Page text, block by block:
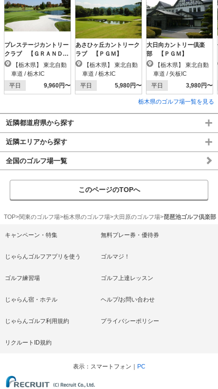
プレステージカントリー
クラブ 【ＧＲＡＮＤ
ＰＧＭ】
車道 / 栃木IC
平日
9,960円〜
あさひヶ丘カントリーク
ラブ 【ＰＧＭ】
車道 / 栃木IC
平日
5,980円〜
大日向カントリー倶楽
部 【ＰＧＭ】
車道 / 矢板IC
平日
3,980円〜
栃木県のゴルフ場一覧を見る
近隣都道府県から探す
近隣エリアから探す
全国のゴルフ場一覧
このページのTOPへ
TOP 関東のゴルフ場 栃木県のゴルフ場 大田原のゴルフ場 琵琶池ゴルフ倶楽部
キャンペーン・特集 無料プレー券・優待券
じゃらんゴルフアプリを使う ゴルマジ！
ゴルフ練習場 ゴルフ上達レッスン
じゃらん宿・ホテル ヘルプ/お問い合わせ
じゃらんゴルフ利用規約 プライバシーポリシー
リクルートID規約
表示 スマートフォン PC